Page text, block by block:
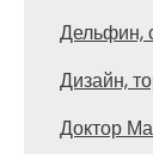
Дельфин,
Дизайн,
Доктор